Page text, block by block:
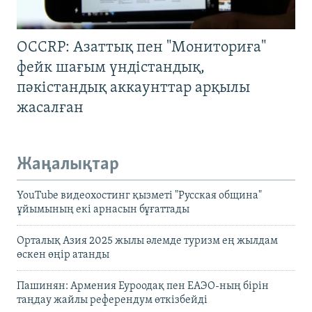
OCCRP: Азаттық пен "Мониториға"
фейк шағым үндістандық,
пәкістандық аккаунттар арқылы
жасалған
Жаңалықтар
YouTube видеохостинг қызметі "Русская община"
ұйымының екі арнасын бұғаттады
Орталық Азия 2025 жылы әлемде туризм ең жылдам
өскен өңір атанды
Пашинян: Армения Еуроодақ пен ЕАЭО-ның бірін
таңдау жайлы референдум өткізбейді